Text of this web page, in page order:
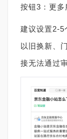
按钮3：更多
建议设置2-5
以旧换新、
接无法通过审